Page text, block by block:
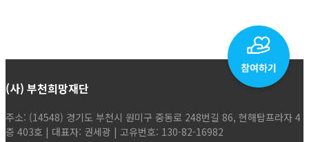
(사) 부천희망재단
주소: (14548) 경기도 부천시 원미구 중동로 248번길 86, 현해탑프라자 4
층 403호 | 대표자: 권세광 | 고유번호: 130-82-16982